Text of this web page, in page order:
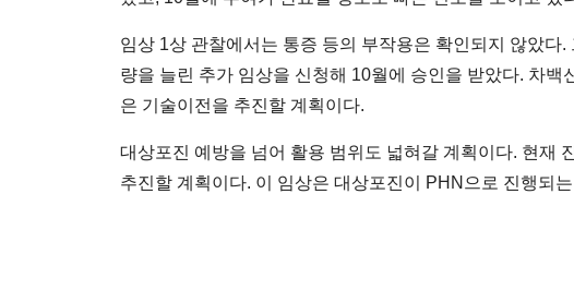
임상 1상 관찰에서는 통증 등의 부작용은 확인되지 않았
량을 늘린 추가 임상을 신청해 10월에 승인을 받았다. 차
은 기술이전을 추진할 계획이다.
대상포진 예방을 넘어 활용 범위도 넓혀갈 계획이다. 현재
추진할 계획이다. 이 임상은 대상포진이 PHN으로 진행되